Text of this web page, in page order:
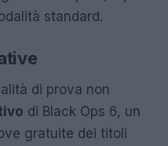
standard.
di prova non
di Black Ops 6, un
gratuite dei titoli